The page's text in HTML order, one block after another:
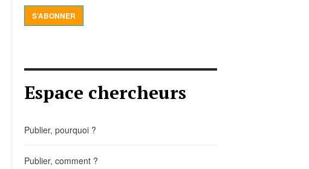
S’ABONNER
Espace chercheurs
Publier, pourquoi ?
Publier, comment ?